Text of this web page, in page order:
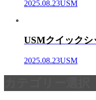
2025.08.23USM
USMクイックシ
2025.08.23USM